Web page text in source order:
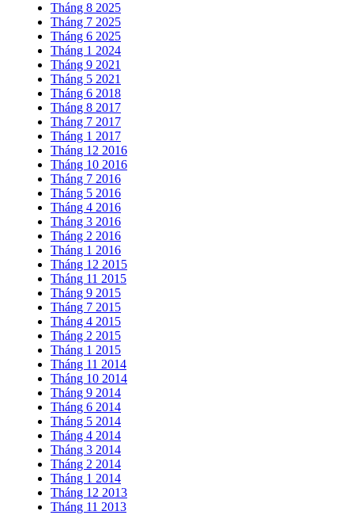
Tháng 8 2025
Tháng 7 2025
Tháng 6 2025
Tháng 1 2024
Tháng 9 2021
Tháng 5 2021
Tháng 6 2018
Tháng 8 2017
Tháng 7 2017
Tháng 1 2017
Tháng 12 2016
Tháng 10 2016
Tháng 7 2016
Tháng 5 2016
Tháng 4 2016
Tháng 3 2016
Tháng 2 2016
Tháng 1 2016
Tháng 12 2015
Tháng 11 2015
Tháng 9 2015
Tháng 7 2015
Tháng 4 2015
Tháng 2 2015
Tháng 1 2015
Tháng 11 2014
Tháng 10 2014
Tháng 9 2014
Tháng 6 2014
Tháng 5 2014
Tháng 4 2014
Tháng 3 2014
Tháng 2 2014
Tháng 1 2014
Tháng 12 2013
Tháng 11 2013